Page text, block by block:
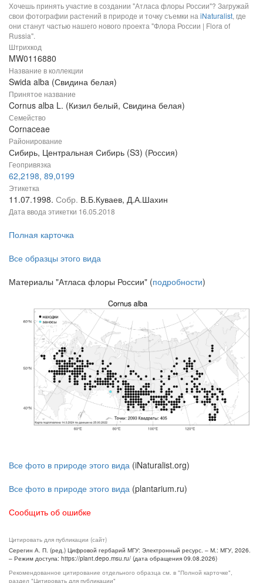
Хочешь принять участие в создании "Атласа флоры России"? Загружай
свои фотографии растений в природе и точку съемки на iNaturalist, где
они станут частью нашего нового проекта "Флора России | Flora of
Russia".
Штрихкод
MW0116880
Название в коллекции
Swida alba (Свидина белая)
Принятое название
Cornus alba L. (Кизил белый, Свидина белая)
Семейство
Cornaceae
Районирование
Сибирь, Центральная Сибирь (S3) (Россия)
Геопривязка
62,2198, 89,0199
Этикетка
11.07.1998. Собр. В.Б.Куваев, Д.А.Шахин
Дата ввода этикетки 16.05.2018
Полная карточка
Все образцы этого вида
Материалы "Атласа флоры России" (подробности)
Все фото в природе этого вида (iNaturalist.org)
Все фото в природе этого вида (plantarium.ru)
Сообщить об ошибке
Цитировать для публикации (сайт)
Серегин А. П. (ред.) Цифровой гербарий МГУ: Электронный ресурс. – М.: МГУ, 2026.
– Режим доступа: https://plant.depo.msu.ru/ (дата обращения 09.08.2026)
Рекомендованное цитирование отдельного образца см. в "Полной карточке",
раздел "Цитировать для публикации"